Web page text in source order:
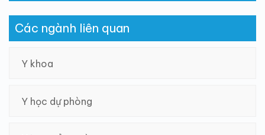
Các ngành liên quan
Y khoa
Y học dự phòng